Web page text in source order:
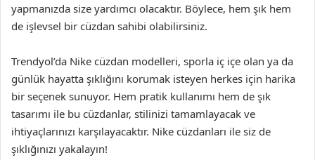
yapmanızda size yardımcı olacaktır. Böylece, hem şık hem
de işlevsel bir cüzdan sahibi olabilirsiniz.
Trendyol’da Nike cüzdan modelleri, sporla iç içe olan ya da
günlük hayatta şıklığını korumak isteyen herkes için harika
bir seçenek sunuyor. Hem pratik kullanımı hem de şık
tasarımı ile bu cüzdanlar, stilinizi tamamlayacak ve
ihtiyaçlarınızı karşılayacaktır. Nike cüzdanları ile siz de
şıklığınızı yakalayın!